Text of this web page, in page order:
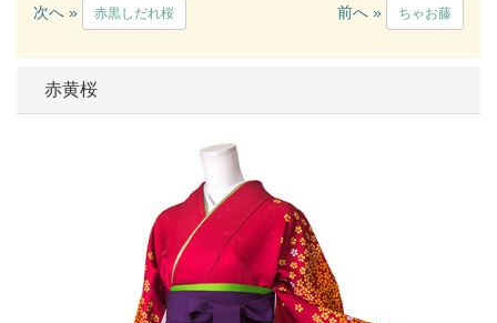
次へ » 赤黒しだれ桜 前へ » ちゃお藤
赤黄桜